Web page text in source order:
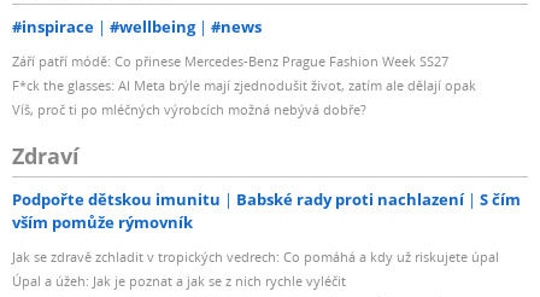
#inspirace #wellbeing #news
Září patří módě: Co přinese Mercedes-Benz Prague Fashion Week SS27
F*ck the glasses: AI Meta brýle mají zjednodušit život, zatím ale dělají opak
Víš, proč ti po mléčných výrobcích možná nebývá dobře?
Zdraví
Podpořte dětskou imunitu Babské rady proti nachlazení
S čím
vším pomůže rýmovník
Jak se zdravě zchladit v tropických vedrech: Co pomáhá a kdy už riskujete úpal
Úpal a úžeh: Jak je poznat a jak se z nich rychle vyléčit